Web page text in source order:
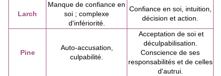
Larch
Manque de confiance en
soi ; complexe
d'infériorité.
Confiance en soi, intuition,
décision et action.
Pine
Auto-accusation,
culpabilité.
Acceptation de soi et
déculpabilisation.
Conscience de ses
responsabilités et de celles
d'autrui.